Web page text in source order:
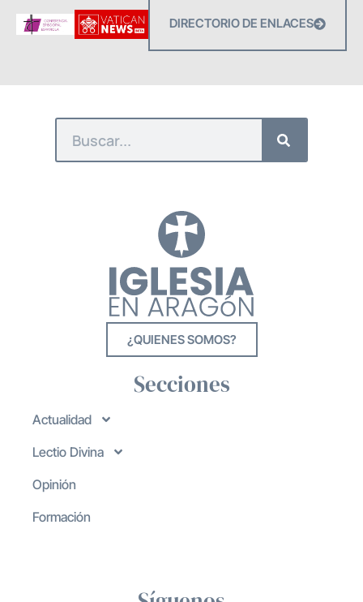
DIRECTORIO DE ENLACES
¿QUIENES SOMOS?
Secciones
Actualidad
Lectio Divina
Opinión
Formación